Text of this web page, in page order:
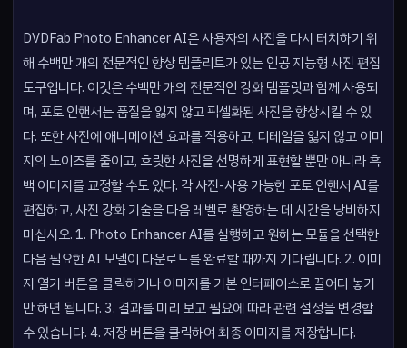
DVDFab Photo Enhancer AI은 사용자의 사진을 다시 터치하기 위
해 수백만 개의 전문적인 향상 템플리트가 있는 인공 지능형 사진 편집
도구입니다. 이것은 수백만 개의 전문적인 강화 템플릿과 함께 사용되
며, 포토 인핸서는 품질을 잃지 않고 픽셀화된 사진을 향상시킬 수 있
다. 또한 사진에 애니메이션 효과를 적용하고, 디테일을 잃지 않고 이미
지의 노이즈를 줄이고, 흐릿한 사진을 선명하게 표현할 뿐만 아니라 흑
백 이미지를 교정할 수도 있다. 각 사진-사용 가능한 포토 인핸서 AI를
편집하고, 사진 강화 기술을 다음 레벨로 촬영하는 데 시간을 낭비하지
마십시오. 1. Photo Enhancer AI를 실행하고 원하는 모듈을 선택한
다음 필요한 AI 모델이 다운로드를 완료할 때까지 기다립니다. 2. 이미
지 열기 버튼을 클릭하거나 이미지를 기본 인터페이스로 끌어다 놓기
만 하면 됩니다. 3. 결과를 미리 보고 필요에 따라 관련 설정을 변경할
수 있습니다. 4. 저장 버튼을 클릭하여 최종 이미지를 저장합니다.